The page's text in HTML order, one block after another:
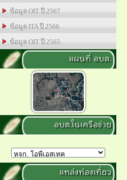
ข้อมูล OIT ปี 2567
ข้อมูล ITA ปี 2566
ข้อมูล OIT ปี 2565
แผนที่ อบต.
อบต.ในเครือข่าย
แหล่งท่องเที่ยว